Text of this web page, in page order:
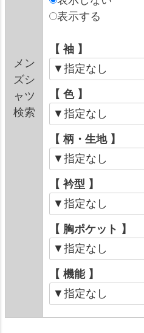
メン
ズシ
ャツ
検索
表示する
【 袖 】
【 色 】
【 柄・生地 】
【 衿型 】
【 胸ポケット 】
【 機能 】